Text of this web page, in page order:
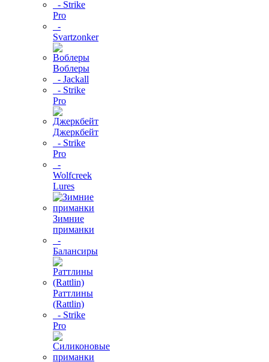
- Strike
Pro
-
Svartzonker
Воблеры
- Jackall
- Strike
Pro
Джеркбейт
- Strike
Pro
-
Wolfcreek
Lures
Зимние
приманки
-
Балансиры
Раттлины
(Rattlin)
- Strike
Pro